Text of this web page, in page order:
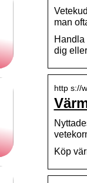
man
Handla
dig
http s://
Köp